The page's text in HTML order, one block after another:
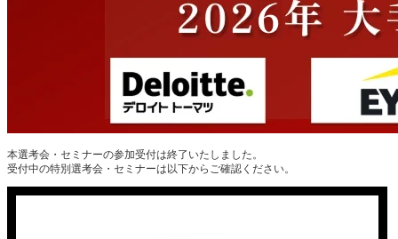
本選考会・セミナーの参加受付は終了いたしました。
受付中の特別選考会・セミナーは以下からご確認ください。